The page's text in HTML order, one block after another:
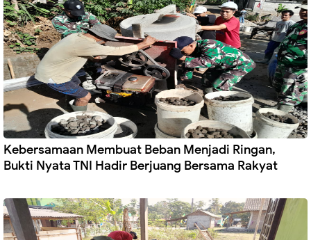
Kebersamaan Membuat Beban Menjadi Ringan,
Bukti Nyata TNI Hadir Berjuang Bersama Rakyat